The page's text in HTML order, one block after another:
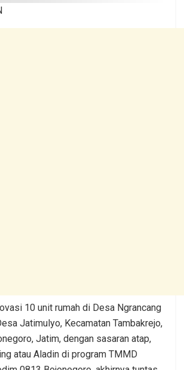
10 unit rumah di Desa Ngrancang
Jatimulyo, Kecamatan Tambakrejo,
Jatim, dengan sasaran atap,
atau Aladin di program TMMD